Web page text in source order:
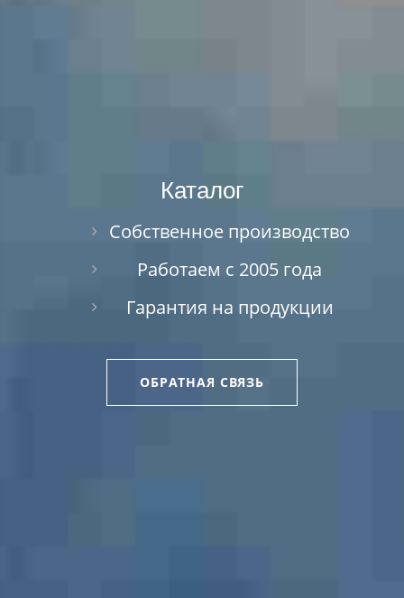
Каталог
Собственное производство
Работаем с 2005 года
Гарантия на продукции
ОБРАТНАЯ СВЯЗЬ